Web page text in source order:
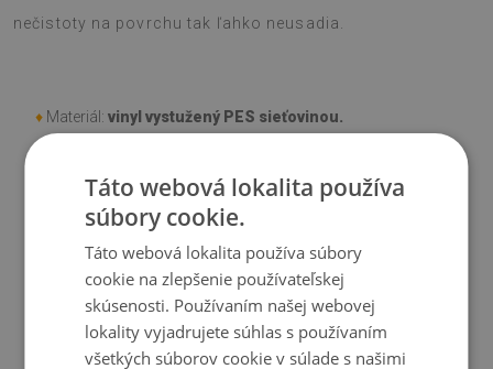
nečistoty na povrchu tak ľahko neusadia.
♦ Materiál: vinyl vystužený PES sieťovinou.
Odtiene Podložky pod stoličku sa môžu líšiť od vizualizácie
Podložka je určená na použitie na tvrdom povrchu. Pri
položení na mäkký povrch sa môže ohnúť a posunúť.
Táto webová lokalita používa
súbory cookie.
Táto webová lokalita používa súbory
cookie na zlepšenie používateľskej
skúsenosti. Používaním našej webovej
lokality vyjadrujete súhlas s používaním
všetkých súborov cookie v súlade s našimi